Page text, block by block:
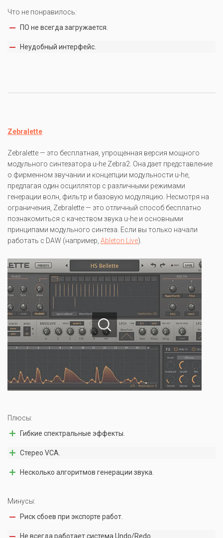
Что не понравилось:
ПО не всегда загружается.
Неудобный интерфейс.
Zebralette
Zebralette — это бесплатная, упрощенная версия мощного
модульного синтезатора u-he Zebra2. Она дает представление
о фирменном звучании и концепции модульности u-he,
предлагая один осциллятор с различными режимами
генерации волн, фильтр и базовую модуляцию. Несмотря на
ограничения, Zebralette — это отличный способ бесплатно
познакомиться с качеством звука u-he и основными
принципами модульного синтеза. Если вы только начали
работать с DAW (например, Ableton Live).
Плюсы:
Гибкие спектральные эффекты.
Стерео VCA.
Несколько алгоритмов генерации звука.
Минусы:
Риск сбоев при экспорте работ.
Не всегда работает система Undo/Redo.